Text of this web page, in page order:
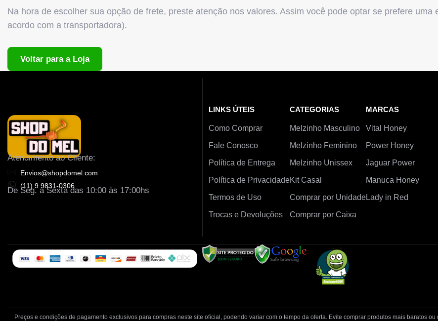
Na hora de escolher sua opção de frete, preste atenção nos valores. Assim você pode optar se prefere
acordo com a transportadora).
Voltar para a Loja
Atendimento ao Cliente:
Envios@shopdomel.com
(11) 9 9831-0306
De Seg. a Sexta das 10:00 às 17:00hs
LINKS ÚTEIS
Como Comprar
Fale Conosco
Política de Entrega
Política de Privacidade
Termos de Uso
Trocas e Devoluções
CATEGORIAS
Melzinho Masculino
Melzinho Feminino
Melzinho Unissex
Kit Casal
Comprar por Unidade
Comprar por Caixa
MARCAS
Vital Honey
Power Honey
Jaguar Power
Manuca Honey
Lady in Red
Preços e condições de pagamento exclusivos para compras neste site oficial, podendo variar com o tempo da oferta. Evite comprar produtos mais baratos